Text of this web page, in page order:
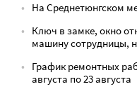
На Среднетюнгском
Ключ в замке, окно
машину сотрудницы,
График ремонтных
августа по 23 августа